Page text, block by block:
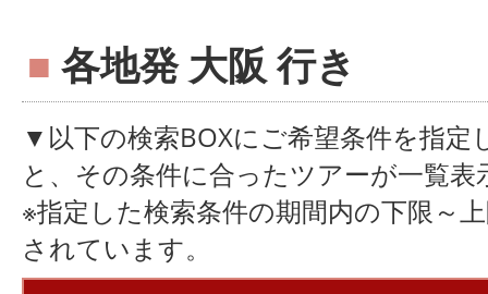
■ 各地発 大阪 行き
▼以下の検索BOXにご希望条件を指定
と、その条件に合ったツアーが一覧表
※指定した検索条件の期間内の下限～
されています。